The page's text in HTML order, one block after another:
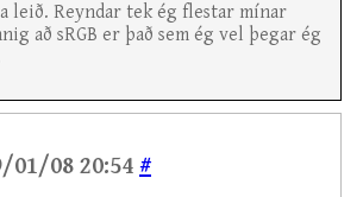
leið. Reyndar tek ég flestar mínar
að sRGB er það sem ég vel þegar ég
01/08 20:54 #